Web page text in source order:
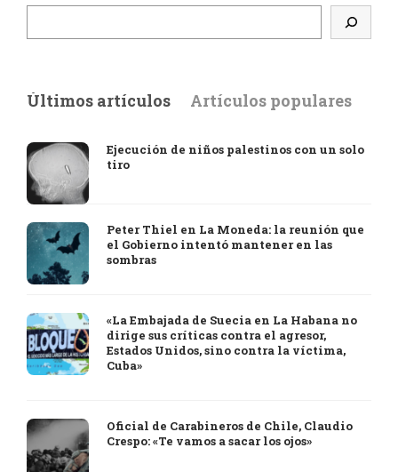
Últimos artículos Artículos populares
Ejecución de niños palestinos con un solo
tiro
Peter Thiel en La Moneda: la reunión que
el Gobierno intentó mantener en las
sombras
«La Embajada de Suecia en La Habana no
dirige sus críticas contra el agresor,
Estados Unidos, sino contra la víctima,
Cuba»
Oficial de Carabineros de Chile, Claudio
Crespo: «Te vamos a sacar los ojos»